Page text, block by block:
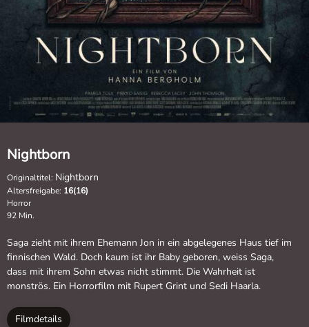
Nightborn
Originaltitel: Nightborn
Altersfreigabe: 16(16)
Horror
92 Min.
Saga zieht mit ihrem Ehemann Jon in ein abgelegenes Haus tief im
finnischen Wald. Doch kaum ist ihr Baby geboren, weiss Saga,
dass mit ihrem Sohn etwas nicht stimmt. Die Wahrheit ist
monströs. Ein Horrorfilm mit Rupert Grint und Sedi Haarla.
Filmdetails